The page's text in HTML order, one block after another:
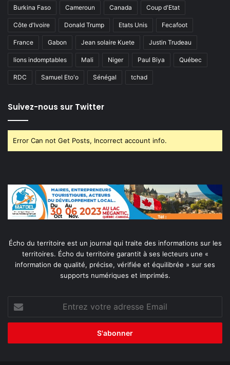
Burkina Faso Cameroun Canada Coup d'Etat
Côte d'Ivoire Donald Trump Etats Unis Fecafoot
France Gabon Jean solaire Kuete Justin Trudeau
lions indomptables Mali Niger Paul Biya Québec
RDC Samuel Eto'o Sénégal tchad
Suivez-nous sur Twitter
Error Can not Get Posts, Incorrect account info.
Écho du territoire est un journal qui traite des informations sur les
territoires. Écho du territoire garantit à ses lecteurs une «
information de qualité, précise, vérifiée et équilibrée » sur ses
supports numériques et imprimés.
votre
adresse